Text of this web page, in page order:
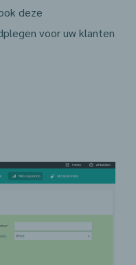
deze
voor uw klanten